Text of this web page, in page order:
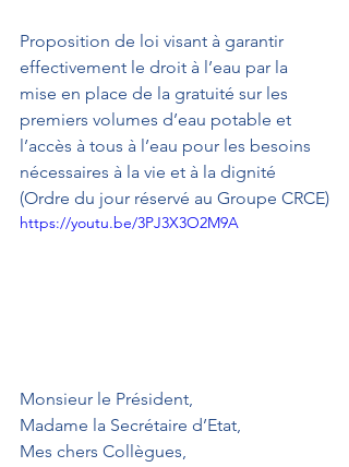
Proposition de loi visant à garantir
effectivement le droit à l’eau par la
mise en place de la gratuité sur les
premiers volumes d’eau potable et
l’accès à tous à l’eau pour les besoins
nécessaires à la vie et à la dignité
(Ordre du jour réservé au Groupe CRCE)
https://youtu.be/3PJ3X3O2M9A
Monsieur le Président,
Madame la Secrétaire d’Etat,
Mes chers Collègues,